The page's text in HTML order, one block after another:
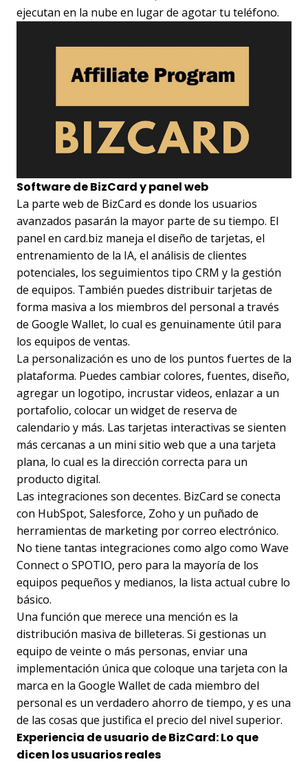
ejecutan en la nube en lugar de agotar tu teléfono.
Software de BizCard y panel web
La parte web de BizCard es donde los usuarios
avanzados pasarán la mayor parte de su tiempo. El
panel en card.biz maneja el diseño de tarjetas, el
entrenamiento de la IA, el análisis de clientes
potenciales, los seguimientos tipo CRM y la gestión
de equipos. También puedes distribuir tarjetas de
forma masiva a los miembros del personal a través
de Google Wallet, lo cual es genuinamente útil para
los equipos de ventas.
La personalización es uno de los puntos fuertes de la
plataforma. Puedes cambiar colores, fuentes, diseño,
agregar un logotipo, incrustar videos, enlazar a un
portafolio, colocar un widget de reserva de
calendario y más. Las tarjetas interactivas se sienten
más cercanas a un mini sitio web que a una tarjeta
plana, lo cual es la dirección correcta para un
producto digital.
Las integraciones son decentes. BizCard se conecta
con HubSpot, Salesforce, Zoho y un puñado de
herramientas de marketing por correo electrónico.
No tiene tantas integraciones como algo como Wave
Connect o SPOTIO, pero para la mayoría de los
equipos pequeños y medianos, la lista actual cubre lo
básico.
Una función que merece una mención es la
distribución masiva de billeteras. Si gestionas un
equipo de veinte o más personas, enviar una
implementación única que coloque una tarjeta con la
marca en la Google Wallet de cada miembro del
personal es un verdadero ahorro de tiempo, y es una
de las cosas que justifica el precio del nivel superior.
Experiencia de usuario de BizCard: Lo que
dicen los usuarios reales